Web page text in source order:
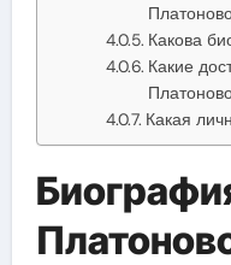
Какова
Какие
Какая